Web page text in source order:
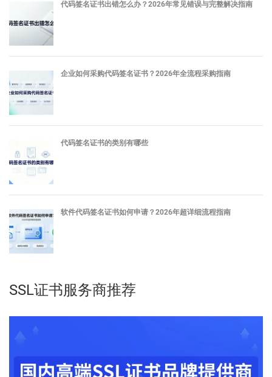
代码签名证书出错怎么办？2026年常见错误与完整解决指南
企业如何采购代码签名证书？2026年全流程采购指南
代码签名证书的类别有哪些
软件代码签名证书如何申请？2026年超详细流程指南
SSL证书服务商推荐